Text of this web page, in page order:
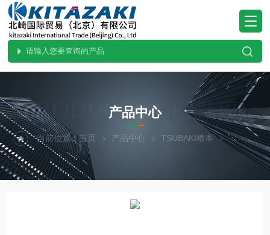
PRODUCTS CENTER
产品中心
当前位置：首页 产品中心 TSUBAKI椿本 直线作动